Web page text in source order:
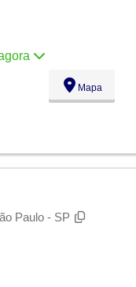
Mapa
Paulo - SP